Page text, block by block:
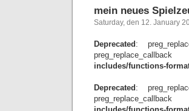
mein neues
Saturday, den 12. January
Deprecated :
includes/functions-
Deprecated :